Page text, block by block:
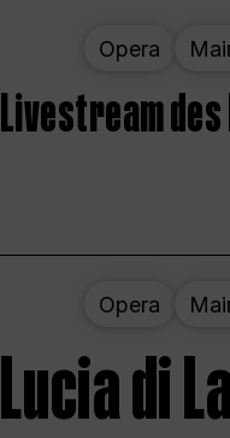
Opera
Livestream
Opera
Lucia di